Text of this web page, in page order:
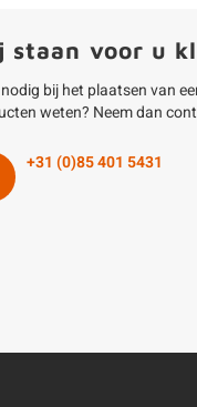
staan voor u
bij het plaatsen van
weten? Neem dan
+31 (0)85 401 5431